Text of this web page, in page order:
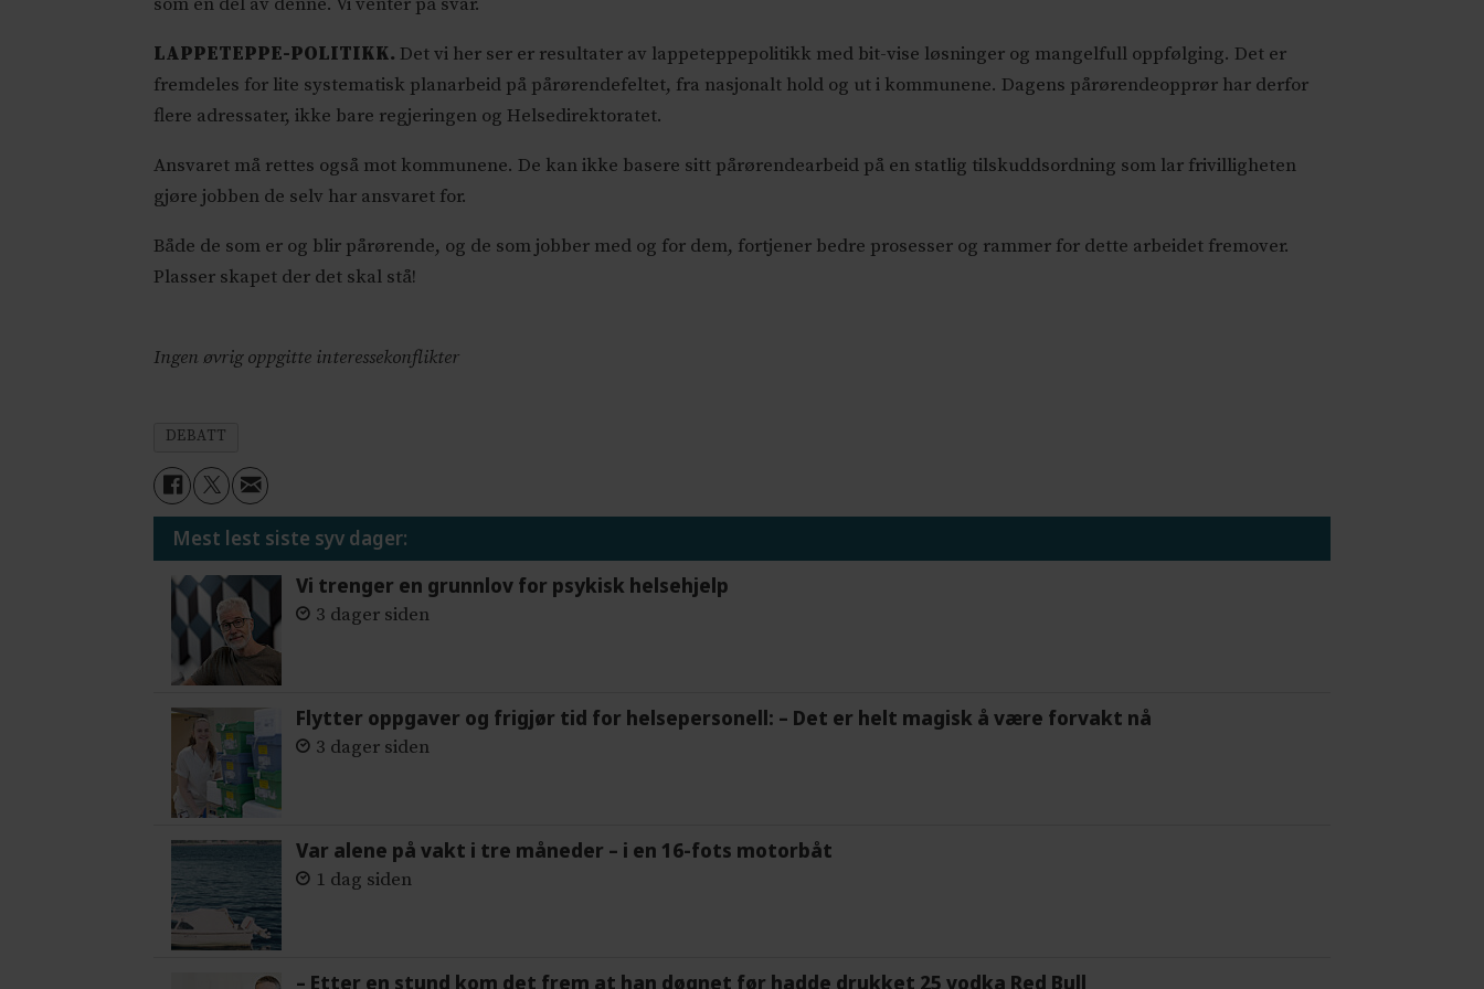
LAPPETEPPE-POLITIKK. Det vi her ser er resultater av lappeteppepolitikk med bit-vise løsninger og mangelfull oppfølging. Det er
fremdeles for lite systematisk planarbeid på pårørendefeltet, fra nasjonalt hold og ut i kommunene. Dagens pårørendeopprør har derfor
flere adressater, ikke bare regjeringen og Helsedirektoratet.
Ansvaret må rettes også mot kommunene. De kan ikke basere sitt pårørendearbeid på en statlig tilskuddsordning som lar frivilligheten
gjøre jobben de selv har ansvaret for.
Både de som er og blir pårørende, og de som jobber med og for dem, fortjener bedre prosesser og rammer for dette arbeidet fremover.
Plasser skapet der det skal stå!
Ingen øvrig oppgitte interessekonflikter
DEBATT
Mest lest siste syv dager:
Vi trenger en grunnlov for psykisk helsehjelp
3 dager siden
Flytter oppgaver og frigjør tid for helsepersonell: – Det er helt magisk å være forvakt nå
3 dager siden
Var alene på vakt i tre måneder – i en 16-fots motorbåt
1 dag siden
– Etter en stund kom det frem at han døgnet før hadde drukket 25 vodka Red Bull